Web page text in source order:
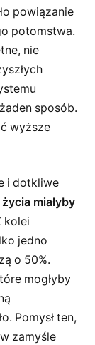
powiązanie
potomstwa.
nie
sposób.
wyższe
i dotkliwe
miałyby
kolei
jedno
o 50%.
mogłyby
Pomysł ten,
zamyśle